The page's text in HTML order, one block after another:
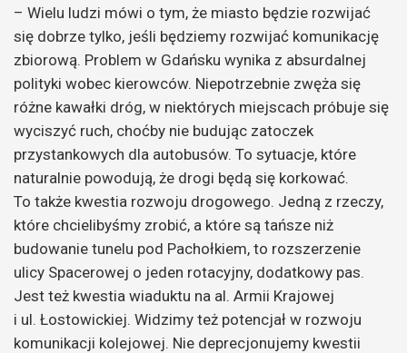
– Wielu ludzi mówi o tym, że miasto będzie rozwijać
się dobrze tylko, jeśli będziemy rozwijać komunikację
zbiorową. Problem w Gdańsku wynika z absurdalnej
polityki wobec kierowców. Niepotrzebnie zwęża się
różne kawałki dróg, w niektórych miejscach próbuje się
wyciszyć ruch, choćby nie budując zatoczek
przystankowych dla autobusów. To sytuacje, które
naturalnie powodują, że drogi będą się korkować.
To także kwestia rozwoju drogowego. Jedną z rzeczy,
które chcielibyśmy zrobić, a które są tańsze niż
budowanie tunelu pod Pachołkiem, to rozszerzenie
ulicy Spacerowej o jeden rotacyjny, dodatkowy pas.
Jest też kwestia wiaduktu na al. Armii Krajowej
i ul. Łostowickiej. Widzimy też potencjał w rozwoju
komunikacji kolejowej. Nie deprecjonujemy kwestii